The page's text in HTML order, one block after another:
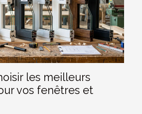
les meilleurs
vos fenêtres et